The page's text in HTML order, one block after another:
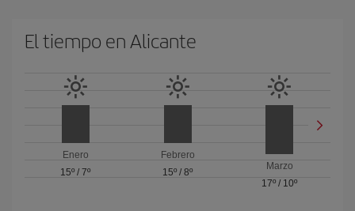
El tiempo en Alicante
Enero
15º /7º
Febrero
15º / 8º
Marzo
17º / 10º